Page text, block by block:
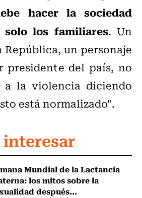
hacer la sociedad
los familiares. Un
un personaje
presidente del país, no
la violencia diciendo
está normalizado".
interesar
Mundial de la Lactancia
los mitos sobre la
después...